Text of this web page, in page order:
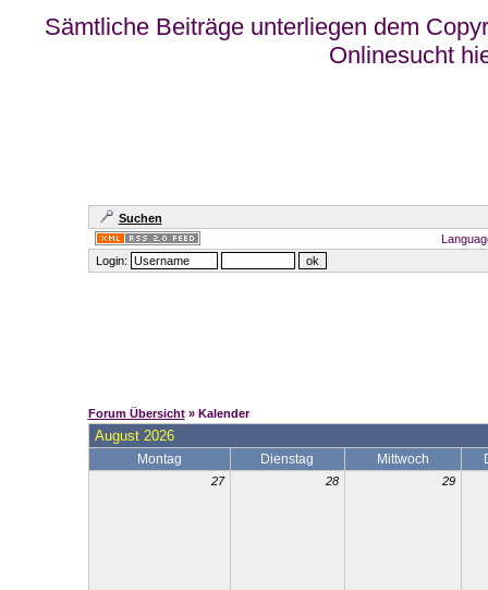
Sämtliche Beiträge unterliegen dem
Onlinesucht
Suchen
Login:
Forum Übersicht» Kalender
August 2026
Montag Dienstag Mittwoch
27 28 29